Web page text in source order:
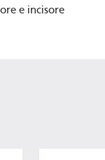
e incisore